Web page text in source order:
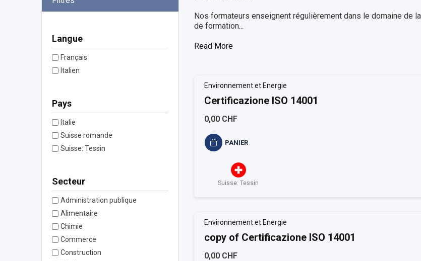
Langue
Français
Italien
Pays
Italie
Suisse romande
Suisse: Tessin
Secteur
Administration publique
Alimentaire
Chimie
Commerce
Construction
Nos formateurs enseignent régulièrement dans le domaine de
de formation...
Read More
Environnement et Energie
Certificazione ISO 14001
0,00 CHF
PANIER
Suisse: Tessin
Environnement et Energie
copy of Certificazione ISO 14001
0,00 CHF